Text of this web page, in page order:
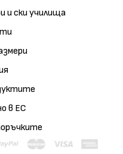
и ски училища
в ЕС